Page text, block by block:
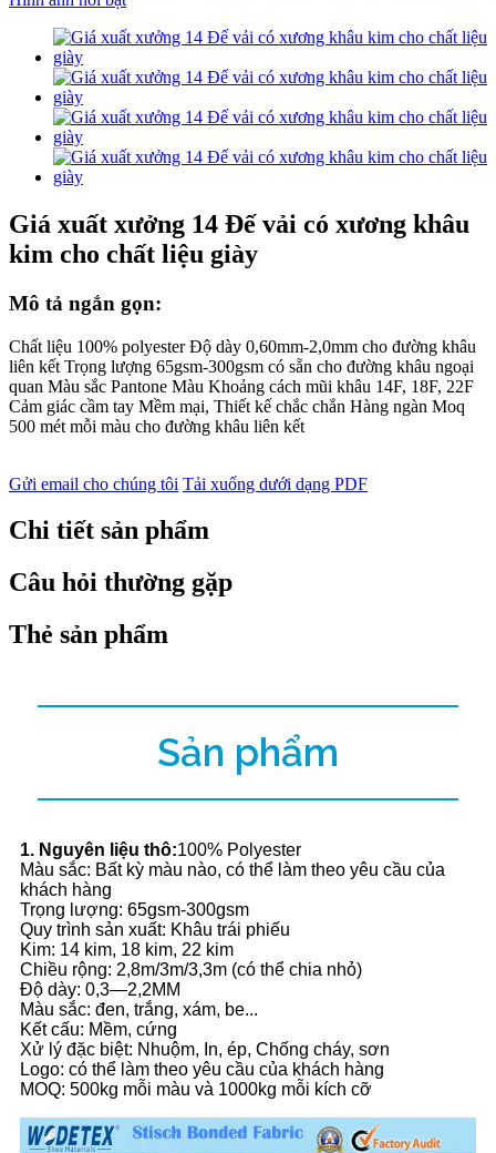
Giá xuất xưởng 14 Đế vải có xương khâu
kim cho chất liệu giày
Mô tả ngắn gọn:
Chất liệu 100% polyester Độ dày 0,60mm-2,0mm cho đường khâu
liên kết Trọng lượng 65gsm-300gsm có sẵn cho đường khâu ngoại
quan Màu sắc Pantone Màu Khoảng cách mũi khâu 14F, 18F, 22F
Cảm giác cầm tay Mềm mại, Thiết kế chắc chắn Hàng ngàn Moq
500 mét mỗi màu cho đường khâu liên kết
Gửi email cho chúng tôi Tải xuống dưới dạng PDF
Chi tiết sản phẩm
Câu hỏi thường gặp
Thẻ sản phẩm
Sản phẩm
1. Nguyên liệu thô:100% Polyester
Màu sắc: Bất kỳ màu nào, có thể làm theo yêu cầu của
khách hàng
Trọng lượng: 65gsm-300gsm
Quy trình sản xuất: Khâu trái phiếu
Kim: 14 kim, 18 kim, 22 kim
Chiều rộng: 2,8m/3m/3,3m (có thể chia nhỏ)
Độ dày: 0,3—2,2MM
Màu sắc: đen, trắng, xám, be...
Kết cấu: Mềm, cứng
Xử lý đặc biệt: Nhuộm, In, ép, Chống cháy, sơn
Logo: có thể làm theo yêu cầu của khách hàng
MOQ: 500kg mỗi màu và 1000kg mỗi kích cỡ